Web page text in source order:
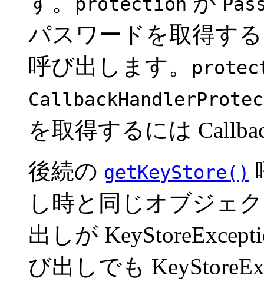
パスワードを取得す
呼び出します。
を取得するには
後続の getKeyStore()
し時と同じオブジェ
出しが
び出しでも